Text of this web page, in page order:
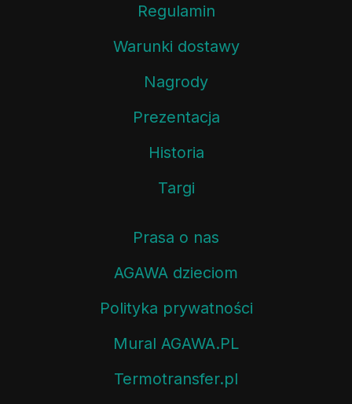
Regulamin
Warunki dostawy
Nagrody
Prezentacja
Historia
Targi
Prasa o nas
AGAWA dzieciom
Polityka prywatności
Mural AGAWA.PL
Termotransfer.pl